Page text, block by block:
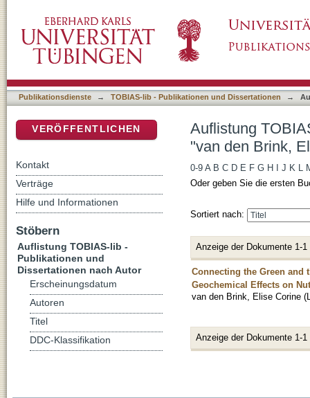
(Liesbeth)"
Publikationsdienste → TOBIAS-lib - Publikationen und Dissertationen →
Auflistung
"van den Brink,
0-9 A B C D E F G H J K L
Oder geben Sie die ersten
Sortiert nach:
Anzeige der Dokumente 1-1
Connecting the Green and
Geochemical Effects on
van den Brink, Elise Corine
Anzeige der Dokumente 1-1
VERÖFFENTLICHEN
Kontakt
Verträge
Hilfe und Informationen
Stöbern
Auflistung TOBIAS-lib -
Publikationen und
Dissertationen nach Autor
Erscheinungsdatum
Autoren
Titel
DDC-Klassifikation